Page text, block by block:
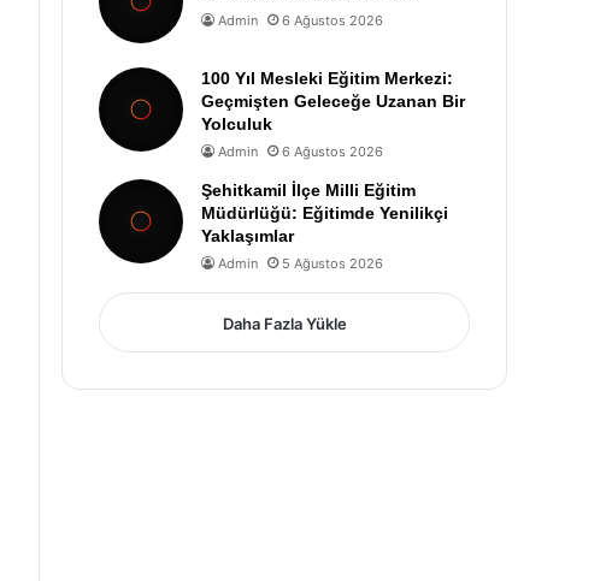
Admin 6 Ağustos 2026
100 Yıl Mesleki Eğitim Merkezi:
Geçmişten Geleceğe Uzanan Bir
Yolculuk
Admin 6 Ağustos 2026
Şehitkamil İlçe Milli Eğitim
Müdürlüğü: Eğitimde Yenilikçi
Yaklaşımlar
Admin 5 Ağustos 2026
Daha Fazla Yükle